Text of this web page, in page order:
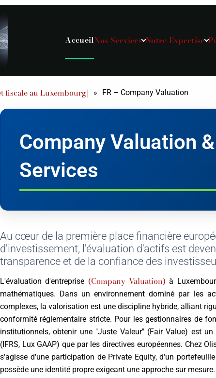
AccueilNos Services Notre Expertise
fiscale au Luxembourg| » FR – Company Valuation
Company Valuation
Services
Au cœur de la première place financière
d'investissement, l'évaluation d'actifs est
transparence et de la confiance des
L'évaluation d'entreprise (Company Valuation) à
mathématiques. Dans un environnement dominé par les
complexes, la valorisation est une discipline hybride, alliant
conformité réglementaire stricte. Pour les gestionnaires de
institutionnels, obtenir une "Juste Valeur" (Fair Value) est
(IFRS, Lux GAAP) que par les directives européennes. Chez
s'agisse d'une participation de Private Equity, d'un
possède une identité propre exigeant une approche sur mesure.